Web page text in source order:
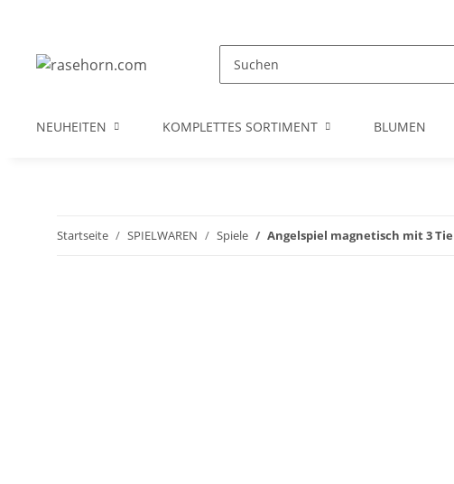
NEUHEITEN KOMPLETTES SORTIMENT BLUMEN
Startseite SPIELWAREN Spiele Angelspiel magnetisch mit 3